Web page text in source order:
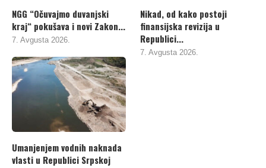
NGG “Očuvajmo duvanjski
kraj“ pokušava i novi Zakon...
7. Avgusta 2026.
Nikad, od kako postoji
finansijska revizija u
Republici...
7. Avgusta 2026.
Umanjenjem vodnih naknada
vlasti u Republici Srpskoj